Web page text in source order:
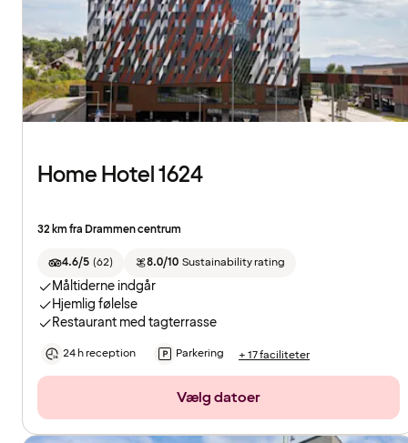
Home Hotel 1624
32 km fra Drammen centrum
4.6/5 (62) 8.0/10 Sustainability rating
Måltiderne indgår
Hjemlig følelse
Restaurant med tagterrasse
24 h reception Parkering + 17 faciliteter
Vælg datoer